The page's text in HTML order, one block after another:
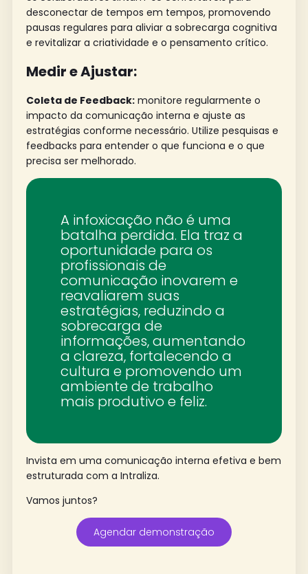
desconectar de tempos em tempos, promovendo
pausas regulares para aliviar a sobrecarga cognitiva
e revitalizar a criatividade e o pensamento crítico.
Medir e Ajustar:
Coleta de Feedback: monitore regularmente o
impacto da comunicação interna e ajuste as
estratégias conforme necessário. Utilize pesquisas e
feedbacks para entender o que funciona e o que
precisa ser melhorado.
A infoxicação não é uma
batalha perdida. Ela traz a
oportunidade para os
profissionais de
comunicação inovarem e
reavaliarem suas
estratégias, reduzindo a
sobrecarga de
informações, aumentando
a clareza, fortalecendo a
cultura e promovendo um
ambiente de trabalho
mais produtivo e feliz.
Invista em uma comunicação interna efetiva e bem
estruturada com a Intraliza.
Vamos juntos?
Agendar demonstração